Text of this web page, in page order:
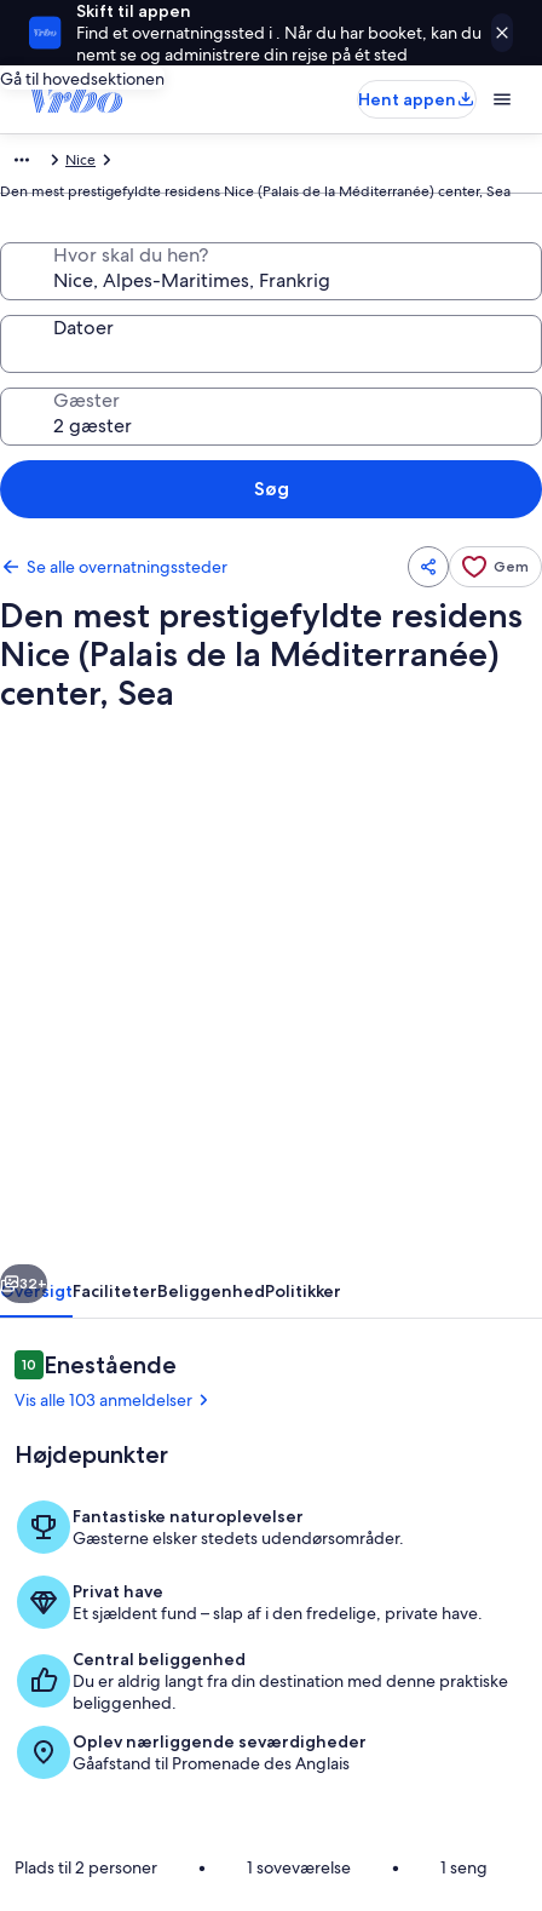
Skift til appen
Find et overnatningssted i . Når du har booket, kan du
nemt se og administrere din rejse på ét sted
Gå til hovedsektionen
Hent appen
Nice
Den mest prestigefyldte residens Nice (Palais de la Méditerranée) center, Sea
Hvor skal du hen?
Datoer
Gæster
Søg
Se alle overnatningssteder Gem
Den mest prestigefyldte residens
Nice (Palais de la Méditerranée)
center, Sea
de
la
Méditerranée)
center,
Udendørsområde
Næste
32+
OversigtFaciliteterBeliggenhedPolitikker
Anmeldelser
1010 ud af 10.
Enestående
Vis alle 103 anmeldelser
Højdepunkter
Fantastiske naturoplevelser
Gæsterne elsker stedets udendørsområder.
Privat have
Et sjældent fund – slap af i den fredelige, private have.
Central beliggenhed
Du er aldrig langt fra din destination med denne praktiske
beliggenhed.
Oplev nærliggende seværdigheder
Gåafstand til Promenade des Anglais
Plads til 2 personer • 1 soveværelse • 1 seng